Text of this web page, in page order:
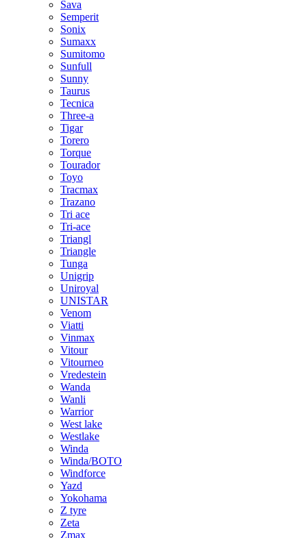
Sava
Semperit
Sonix
Sumaxx
Sumitomo
Sunfull
Sunny
Taurus
Tecnica
Three-a
Tigar
Torero
Torque
Tourador
Toyo
Tracmax
Trazano
Tri ace
Tri-ace
Triangl
Triangle
Tunga
Unigrip
Uniroyal
UNISTAR
Venom
Viatti
Vinmax
Vitour
Vitourneo
Vredestein
Wanda
Wanli
Warrior
West lake
Westlake
Winda
Winda/BOTO
Windforce
Yazd
Yokohama
Z tyre
Zeta
Zmax